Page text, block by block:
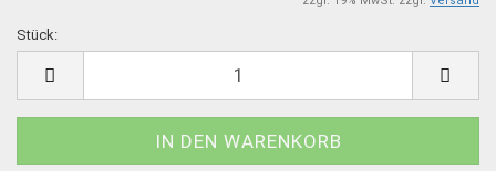
Stück: